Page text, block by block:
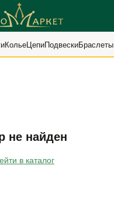
КольеЦепиПодвескиБраслеты
не найден
в каталог